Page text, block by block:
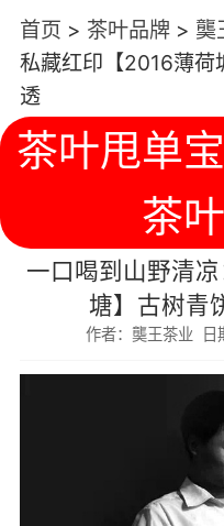
首页 > 茶叶品牌> 龑
私藏红印【2016薄荷
透
茶叶甩单
茶
一口喝到山野清
塘】古树青
作者：龑王茶业 日